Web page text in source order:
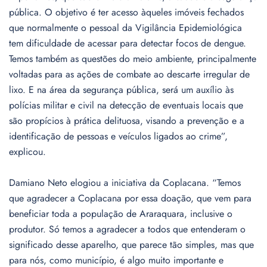
pública. O objetivo é ter acesso àqueles imóveis fechados
que normalmente o pessoal da Vigilância Epidemiológica
tem dificuldade de acessar para detectar focos de dengue.
Temos também as questões do meio ambiente, principalmente
voltadas para as ações de combate ao descarte irregular de
lixo. E na área da segurança pública, será um auxílio às
polícias militar e civil na detecção de eventuais locais que
são propícios à prática delituosa, visando a prevenção e a
identificação de pessoas e veículos ligados ao crime”,
explicou.
Damiano Neto elogiou a iniciativa da Coplacana. “Temos
que agradecer a Coplacana por essa doação, que vem para
beneficiar toda a população de Araraquara, inclusive o
produtor. Só temos a agradecer a todos que entenderam o
significado desse aparelho, que parece tão simples, mas que
para nós, como município, é algo muito importante e